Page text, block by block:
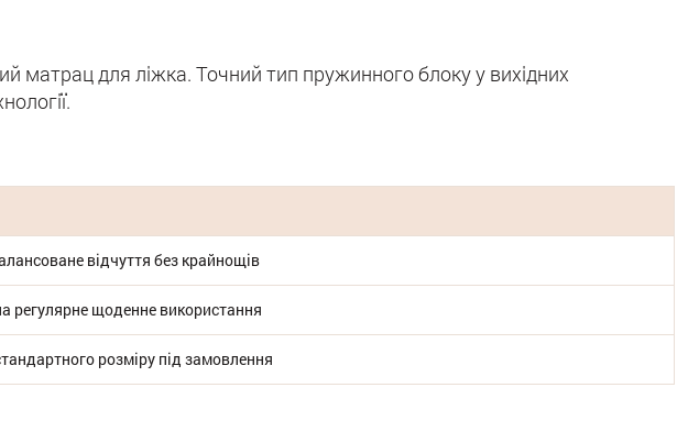
матрац для ліжка. Точний тип пружинного блоку у вихідних
відчуття без крайнощів
регулярне щоденне використання
розміру під замовлення